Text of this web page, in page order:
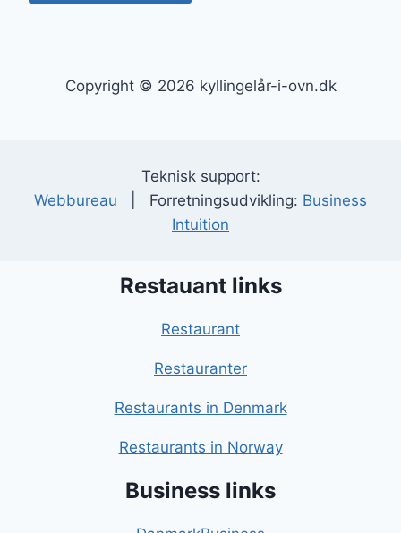
Copyright © 2026 kyllingelår-i-ovn.dk
Teknisk support:
Webbureau | Forretningsudvikling: Business
Intuition
Restauant links
Restaurant
Restauranter
Restaurants in Denmark
Restaurants in Norway
Business links